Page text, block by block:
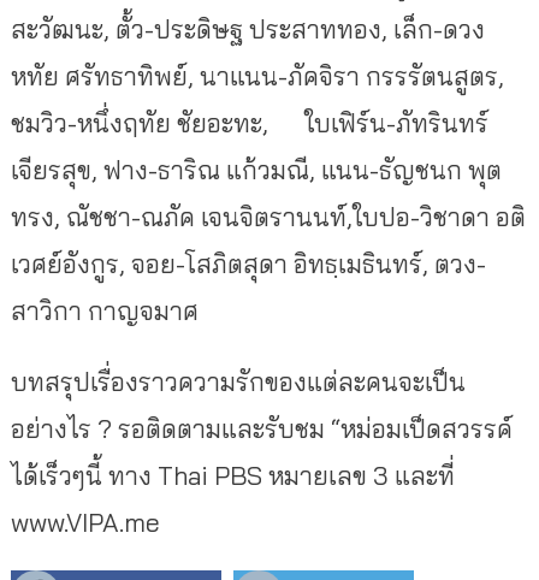
สะวัฒนะ, ตั้ว-ประดิษฐ ประสาททอง, เล็ก-ดวง
หทัย ศรัทธาทิพย์, นาแนน-ภัคจิรา กรรรัตนสูตร,
ชมวิว-หนึ่งฤทัย ชัยอะทะ, ใบเฟิร์น-ภัทรินทร์
เจียรสุข, ฟาง-ธาริณ แก้วมณี, แนน-ธัญชนก พุต
ทรง, ณัชชา-ณภัค เจนจิตรานนท์,ใบปอ-วิชาดา อติ
เวศย์อังกูร, จอย-โสภิตสุดา อิทธฺเมธินทร์, ตวง-
สาวิกา กาญจมาศ
บทสรุปเรื่องราวความรักของแต่ละคนจะเป็น
อย่างไร ? รอติดตามและรับชม “หม่อมเป็ดสวรรค์
ได้เร็วๆนี้ ทาง Thai PBS หมายเลข 3 และที่
www.VIPA.me